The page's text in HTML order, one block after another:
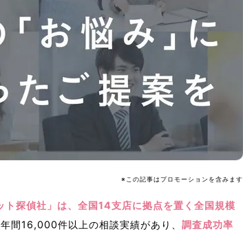
※この記事はプロモーションを含みます
探偵社」は、全国14支店に拠点を置く全国規模
間16,000件以上の相談実績があり、 調査成功率